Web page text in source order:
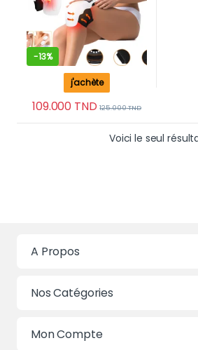
-13%
109.000 TND 125.000TND
j'achète
Voici le seul
A Propos
Nos Catégories
Mon Compte